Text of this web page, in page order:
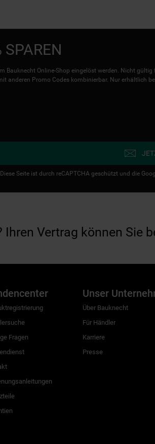
Bauknecht Online-Shop eingelöst werden. Nicht gültig
anderen Promo Codes kombinierbar. Nur erhältlich
Diese Seite ist durch reCAPTCHA geschützt und die
Ihren Vertrag können Sie
Fragen
Unser
Über Bauknecht
Für Händler
Karriere
Presse